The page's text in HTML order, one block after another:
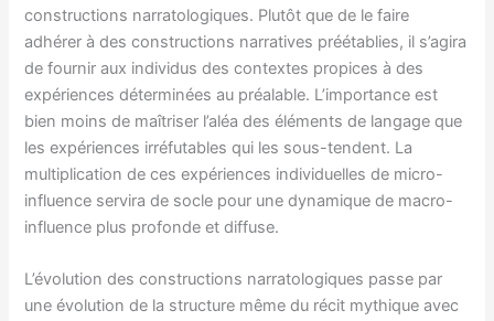
constructions narratologiques. Plutôt que de le faire
adhérer à des constructions narratives préétablies, il s’agira
de fournir aux individus des contextes propices à des
expériences déterminées au préalable. L’importance est
bien moins de maîtriser l’aléa des éléments de langage que
les expériences irréfutables qui les sous-tendent. La
multiplication de ces expériences individuelles de micro-
influence servira de socle pour une dynamique de macro-
influence plus profonde et diffuse.
L’évolution des constructions narratologiques passe par
une évolution de la structure même du récit mythique avec